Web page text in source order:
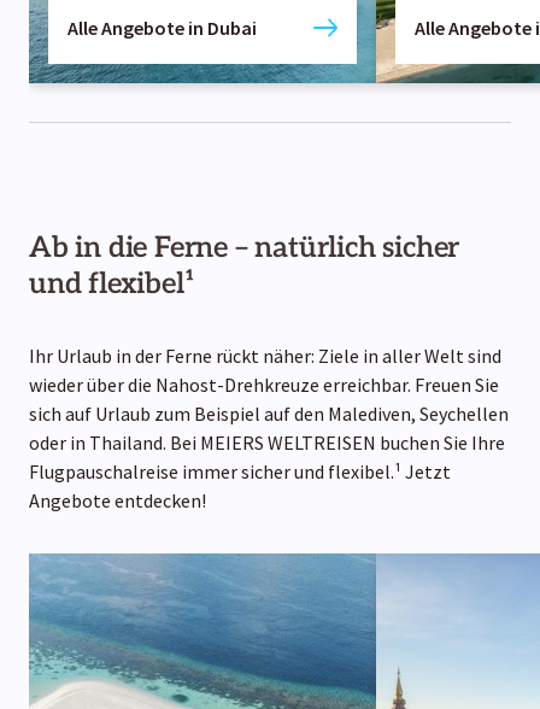
Alle Angebote in Dubai Alle Angebote
Ab in die Ferne – natürlich sicher
und flexibel¹
Ihr Urlaub in der Ferne rückt näher: Ziele in aller Welt sind
wieder über die Nahost-Drehkreuze erreichbar. Freuen Sie
sich auf Urlaub zum Beispiel auf den Malediven, Seychellen
oder in Thailand. Bei MEIERS WELTREISEN buchen Sie Ihre
Flugpauschalreise immer sicher und flexibel.¹ Jetzt
Angebote entdecken!